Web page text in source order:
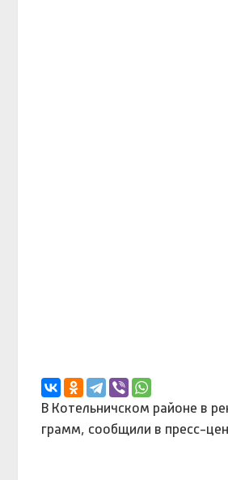
В Котельничском районе в
грамм, сообщили в пресс-